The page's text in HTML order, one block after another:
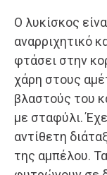
Ο λυκίσκος
αναρριχητικό
φτάσει στην
χάρη στους
βλαστούς του
με σταφύλι.
αντίθετη
της αμπέλου.